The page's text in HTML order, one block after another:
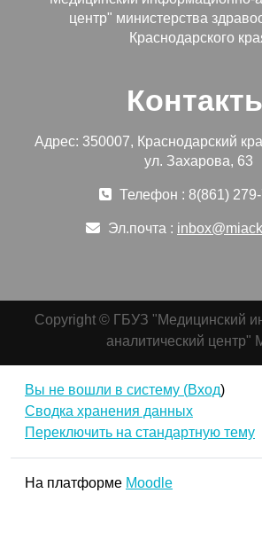
центр" министерства
Краснодарского
Адрес: 350007, Краснодарский
ул. Захарова, 63
Телефон : 8(861)
Эл.почта :
Copyright © ГБУЗ "Медицинский
аналитический центр"
Вы не вошли в систему (Вход)
Сводка хранения данных
Переключить на стандартную тему
На платформе Moodle